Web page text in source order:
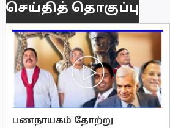
செய்தித் தொகுப்பு
பணநாயகம் தோற்று